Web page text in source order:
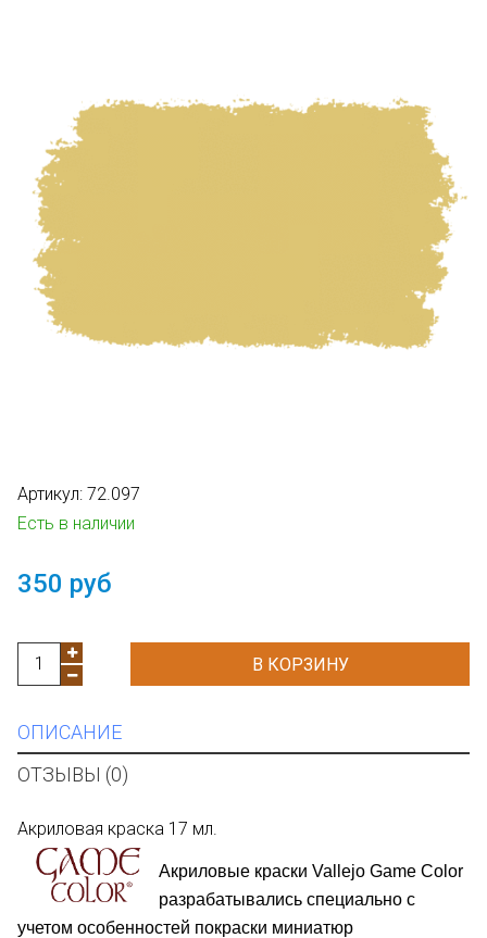
Артикул: 72.097
Есть в наличии
350 руб
В КОРЗИНУ
ОПИСАНИЕ
ОТЗЫВЫ (0)
Акриловая краска 17 мл.
Акриловые краски Vallejo Game Color
разрабатывались специально с
учетом особенностей покраски миниатюр